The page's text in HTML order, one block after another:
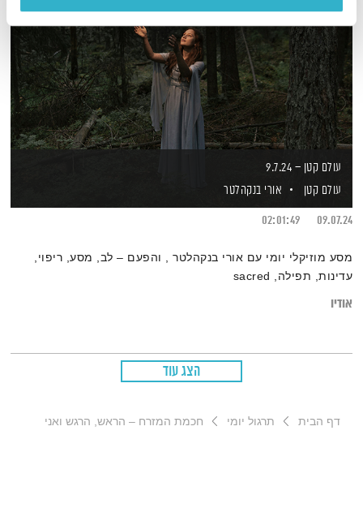
עולם קטן – 9.7.24
עולם קטן
אורי בנקהלטר
09.07.24
02:01:49
מסע מוזיקלי יומי עם אורי בנקהלטר , והפעם – לב, מסע, ריפוי,
עדינות, תפילה, sacred
אודיו
הצג עוד
דף הבית תרגול יומי חכמת המזרח – הראש, הרגש ואני